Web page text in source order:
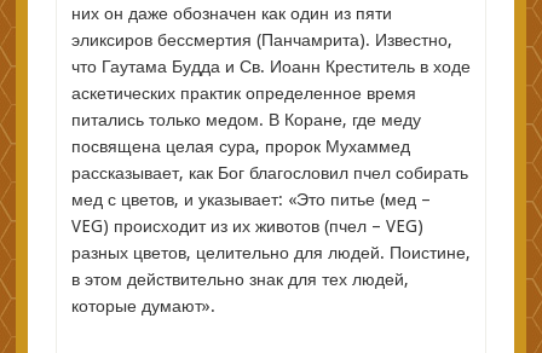
них он даже обозначен как один из пяти
эликсиров бессмертия (Панчамрита). Известно,
что Гаутама Будда и Св. Иоанн Креститель в ходе
аскетических практик определенное время
питались только медом. В Коране, где меду
посвящена целая сура, пророк Мухаммед
рассказывает, как Бог благословил пчел собирать
мед с цветов, и указывает: «Это питье (мед –
VEG) происходит из их животов (пчел – VEG)
разных цветов, целительно для людей. Поистине,
в этом действительно знак для тех людей,
которые думают».